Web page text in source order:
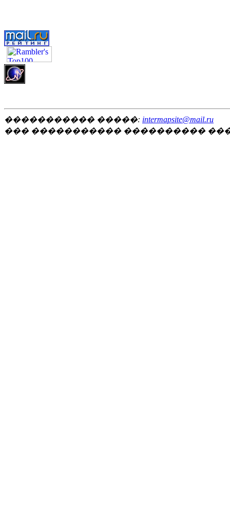
����������� �����: intermapsite@mail.ru
��� ����������� ����������